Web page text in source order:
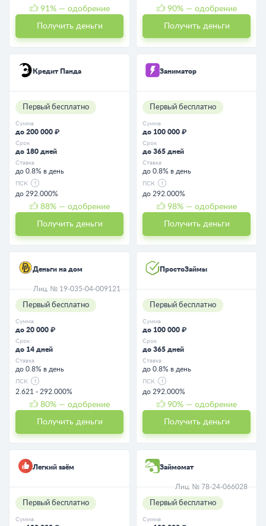
91 % — одобрение
Получить деньги
90% — одобрение
Получить деньги
Кредит Панда
Первый бесплатно
Сумма
до 200 000 ₽
Срок
до 180 дней
Ставка
до 0.8% в день
ПСК
до 292.000%
88% — одобрение
Получить деньги
Заниматор
Первый бесплатно
Сумма
до 100 000 ₽
Срок
до 365 дней
Ставка
до 0.8% в день
ПСК
до 292.000%
98% — одобрение
Получить деньги
Деньги на дом
Лиц. № 19-035-04-009121
Первый бесплатно
Сумма
до 20 000 ₽
Срок
до 14 дней
Ставка
до 0.8% в день
ПСК
2.621 - 292.000%
80% — одобрение
Получить деньги
ПростоЗаймы
Первый бесплатно
Сумма
до 100 000 ₽
Срок
до 365 дней
Ставка
до 0.8% в день
ПСК
до 292.000%
90% — одобрение
Получить деньги
Легкий заём
Первый бесплатно
Сумма
Займомат
Лиц. № 78-24-066028
Первый бесплатно
Сумма